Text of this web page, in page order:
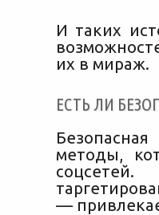
И таких
их в мираж.
ЕСТЬ ЛИ
методы,
—